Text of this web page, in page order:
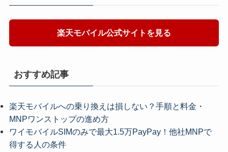
楽天モバイル公式サイトを見る
おすすめ記事
楽天モバイルへの乗り換えは損しない？手順と料金・
MNPワンストップの進め方
ワイモバイルSIMのみで最大1.5万PayPay！他社MNPで
得する人の条件